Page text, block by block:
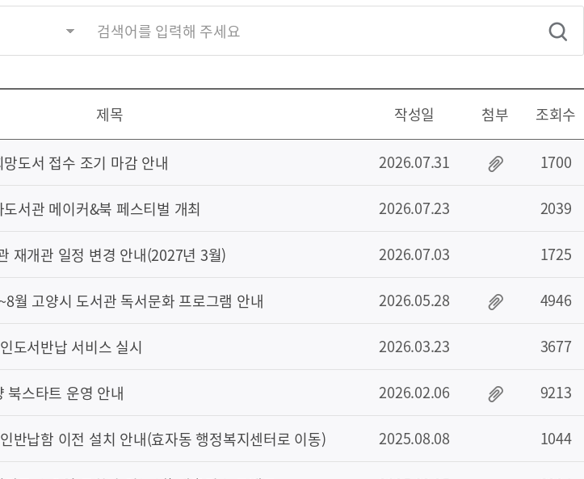
대관예약
장비예약
특성화사업
운영규정
제목 작성일 첨부 조회수
도서 접수 조기 마감 안내 2026.07.31 1700
서관 메이커&북 페스티벌 개최 2026.07.23 2039
재개관 일정 변경 안내(2027년 3월) 2026.07.03 1725
월 고양시 도서관 독서문화 프로그램 안내 2026.05.28 4946
도서반납 서비스 실시 2026.03.23 3677
북스타트 운영 안내 2026.02.06 9213
반납함 이전 설치 안내(효자동 행정복지센터로 이동) 2025.08.08 1044